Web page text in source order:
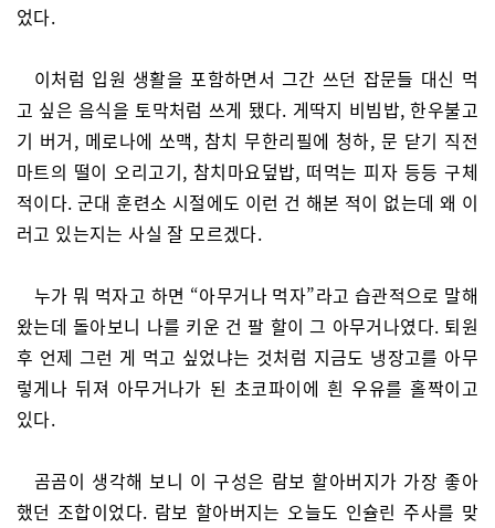
었다.
이처럼 입원 생활을 포함하면서 그간 쓰던 잡문들 대신 먹
고 싶은 음식을 토막처럼 쓰게 됐다. 게딱지 비빔밥, 한우불고
기 버거, 메로나에 쏘맥, 참치 무한리필에 청하, 문 닫기 직전
마트의 떨이 오리고기, 참치마요덮밥, 떠먹는 피자 등등 구체
적이다. 군대 훈련소 시절에도 이런 건 해본 적이 없는데 왜 이
러고 있는지는 사실 잘 모르겠다.
누가 뭐 먹자고 하면 “아무거나 먹자”라고 습관적으로 말해
왔는데 돌아보니 나를 키운 건 팔 할이 그 아무거나였다. 퇴원
후 언제 그런 게 먹고 싶었냐는 것처럼 지금도 냉장고를 아무
렇게나 뒤져 아무거나가 된 초코파이에 흰 우유를 홀짝이고
있다.
곰곰이 생각해 보니 이 구성은 람보 할아버지가 가장 좋아
했던 조합이었다. 람보 할아버지는 오늘도 인슐린 주사를 맞